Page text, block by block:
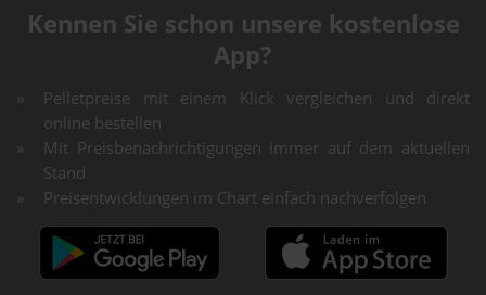
Kennen Sie schon unsere kostenlose
App?
Pelletpreise mit einem Klick vergleichen und direkt
online bestellen
Mit Preisbenachrichtigungen immer auf dem aktuellen
Stand
Preisentwicklungen im Chart einfach nachverfolgen